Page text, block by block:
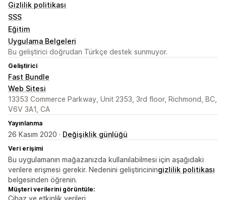
Gizlilik politikası
SSS
Eğitim
Uygulama Belgeleri
Bu geliştirici doğrudan Türkçe destek sunmuyor.
Geliştirici
Fast Bundle
Web Sitesi
13353 Commerce Parkway, Unit 2353, 3rd floor, Richmond, BC,
V6V 3A1, CA
Yayınlanma
26 Kasım 2020 · Değişiklik günlüğü
Veri erişimi
Bu uygulamanın mağazanızda kullanılabilmesi için aşağıdaki
verilere erişmesi gerekir. Nedenini geliştiriciningizlilik politikası
belgesinden öğrenin.
Müşteri verilerini görüntüle: